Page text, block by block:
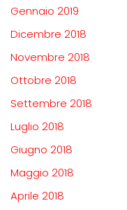
Gennaio 2019
Dicembre 2018
Novembre 2018
Ottobre 2018
Settembre 2018
Luglio 2018
Giugno 2018
Maggio 2018
Aprile 2018